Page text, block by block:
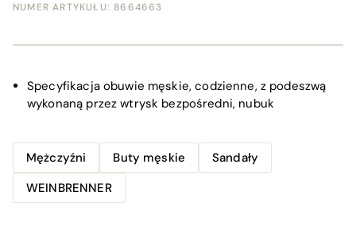
NUMER ARTYKUŁU: 8664663
Specyfikacjaobuwie męskie, codzienne, z podeszwą
wykonaną przez wtrysk bezpośredni, nubuk
Mężczyźni Buty męskie
Sandały
WEINBRENNER